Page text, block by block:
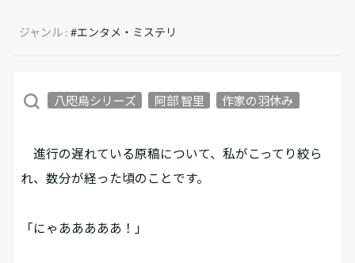
ジャンル :#エンタメ・ミステリ
八咫烏シリーズ 阿部 智里 作家の羽休み
進行の遅れている原稿について、私がこってり絞ら
れ、数分が経った頃のことです。
「にゃあああああ！」